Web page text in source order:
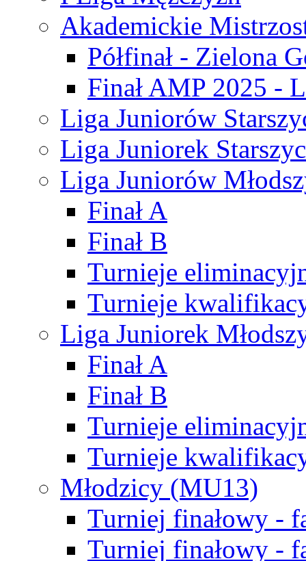
Akademickie
Półfinał - Zielona
Finał AMP 2025 -
Liga Juniorów
Liga Juniorek
Liga Juniorów
Finał A
Finał B
Turnieje
Turnieje
Liga Juniorek
Finał A
Finał B
Turnieje
Turnieje
Młodzicy (MU13)
Turniej finałowy -
Turniej finałowy -